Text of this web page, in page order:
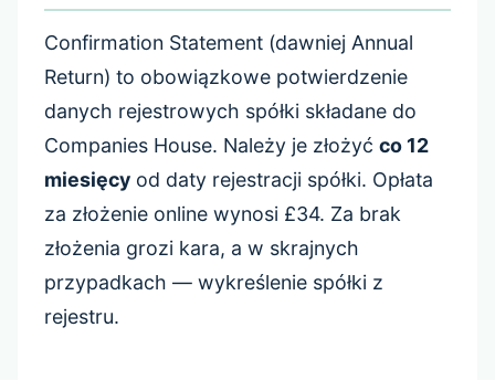
Confirmation Statement (dawniej Annual
Return) to obowiązkowe potwierdzenie
danych rejestrowych spółki składane do
Companies House. Należy je złożyć co 12
miesięcy od daty rejestracji spółki. Opłata
za złożenie online wynosi £34. Za brak
złożenia grozi kara, a w skrajnych
przypadkach — wykreślenie spółki z
rejestru.